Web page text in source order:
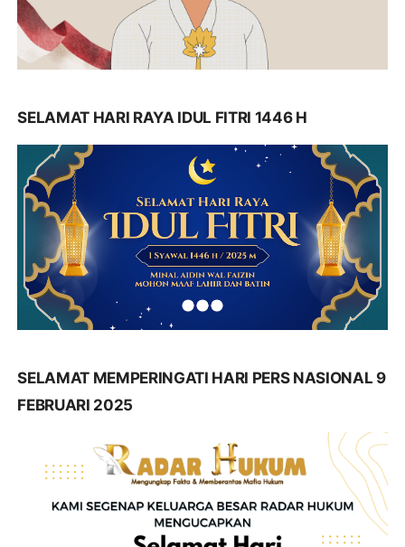
SELAMAT HARI RAYA IDUL FITRI 1446 H
SELAMAT MEMPERINGATI HARI PERS NASIONAL 9
FEBRUARI 2025